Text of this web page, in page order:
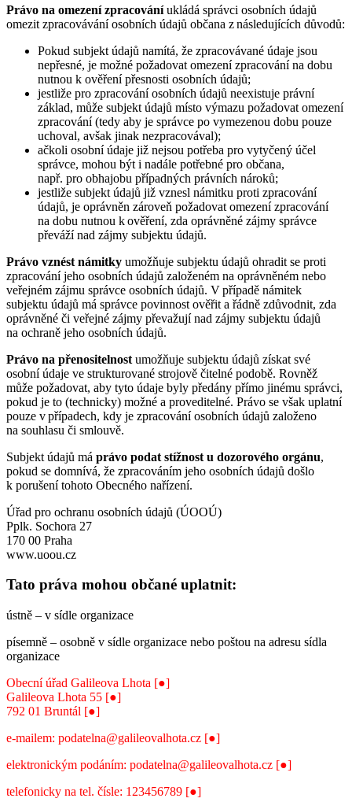
Právo na omezení zpracováníukládá správci osobních údajů
omezit zpracovávání osobních údajů občana z následujících důvodů:
Pokud subjekt údajů namítá, že zpracovávané údaje jsou
nepřesné, je možné požadovat omezení zpracování na dobu
nutnou k ověření přesnosti osobních údajů;
jestliže pro zpracování osobních údajů neexistuje právní
základ, může subjekt údajů místo výmazu požadovat omezení
zpracování (tedy aby je správce po vymezenou dobu pouze
uchoval, avšak jinak nezpracovával);
ačkoli osobní údaje již nejsou potřeba pro vytyčený účel
správce, mohou být i nadále potřebné pro občana,
např. pro obhajobu případných právních nároků;
jestliže subjekt údajů již vznesl námitku proti zpracování
údajů, je oprávněn zároveň požadovat omezení zpracování
na dobu nutnou k ověření, zda oprávněné zájmy správce
převáží nad zájmy subjektu údajů.
Právo vznést námitky umožňuje subjektu údajů ohradit se proti
zpracování jeho osobních údajů založeném na oprávněném nebo
veřejném zájmu správce osobních údajů. V případě námitek
subjektu údajů má správce povinnost ověřit a řádně zdůvodnit, zda
oprávněné či veřejné zájmy převažují nad zájmy subjektu údajů
na ochraně jeho osobních údajů.
Právo na přenositelnost umožňuje subjektu údajů získat své
osobní údaje ve strukturované strojově čitelné podobě. Rovněž
může požadovat, aby tyto údaje byly předány přímo jinému správci,
pokud je to (technicky) možné a proveditelné. Právo se však uplatní
pouze v případech, kdy je zpracování osobních údajů založeno
na souhlasu či smlouvě.
Subjekt údajů má právo podat stížnost u dozorového orgánu,
pokud se domnívá, že zpracováním jeho osobních údajů došlo
k porušení tohoto Obecného nařízení.
Úřad pro ochranu osobních údajů (ÚOOÚ)
Pplk. Sochora 27
170 00 Praha
www.uoou.cz
Tato práva mohou občané uplatnit:
ústně – v sídle organizace
písemně – osobně v sídle organizace nebo poštou na adresu sídla
organizace
Obecní úřad Galileova Lhota [●]
Galileova Lhota 55 [●]
792 01 Bruntál [●]
e-mailem: podatelna@galileovalhota.cz [●]
elektronickým podáním: podatelna@galileovalhota.cz [●]
telefonicky na tel. čísle: 123456789 [●]